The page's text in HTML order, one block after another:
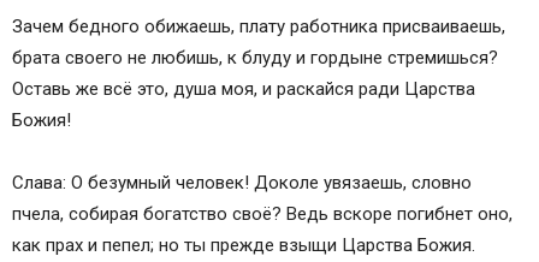
Зачем бедного обижаешь, плату работника присваиваешь,
брата своего не любишь, к блуду и гордыне стремишься?
Оставь же всё это, душа моя, и раскайся ради Царства
Божия!
Слава: О безумный человек! Доколе увязаешь, словно
пчела, собирая богатство своё? Ведь вскоре погибнет оно,
как прах и пепел; но ты прежде взыщи Царства Божия.